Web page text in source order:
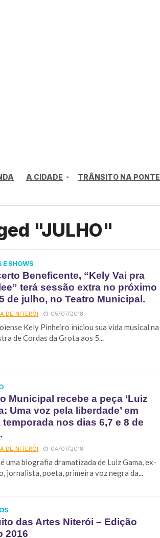
A CIDADE TRÂNSITO NA PONTE
"JULHO"
E SHOWS
Beneficente, “Kely Vai pra
terá sessão extra no próximo
de julho, no Teatro Municipal.
DE NITERÓI 05/07/2018
Kely Pinheiro iniciou sua vida musical na
de Cordas da Grota aos 5...
Municipal recebe a peça ‘Luiz
Uma voz pela liberdade’ em
temporada nos dias 6,7 e 8 de
DE NITERÓI 04/07/2018
uma biografia dramatizada de Luiz Gama, ex-
jornalista, poeta, primeira voz negra da...
das Artes Niterói – Edição
2016